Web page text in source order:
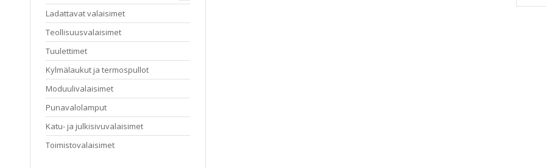
Ladattavat valaisimet
Teollisuusvalaisimet
Tuulettimet
Kylmälaukut ja termospullot
Moduulivalaisimet
Punavalolamput
Katu- ja julkisivuvalaisimet
Toimistovalaisimet